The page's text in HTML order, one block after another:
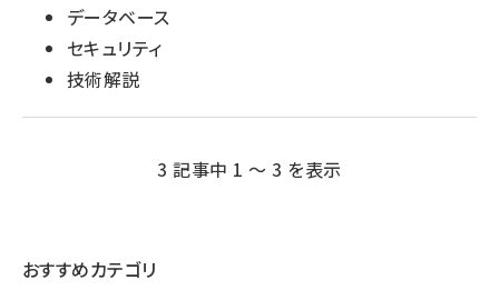
データベース
セキュリティ
技術解説
3 記事中 1 ～ 3 を表示
おすすめカテゴリ